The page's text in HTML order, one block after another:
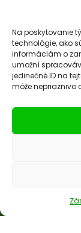
Na poskytovanie
technológie, ako
informáciám o
umožní
jedinečné ID na
môže nepriaznivo
SM systém